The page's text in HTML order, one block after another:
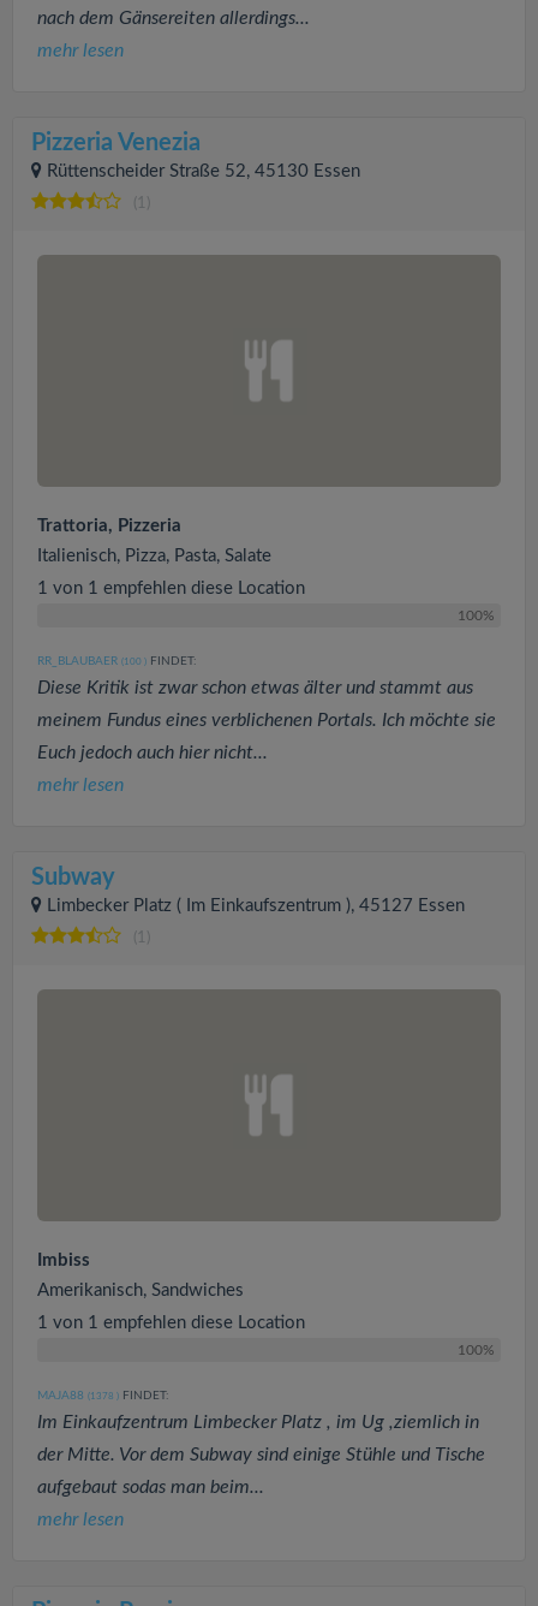
nach dem Gänsereiten allerdings...
mehr lesen
Pizzeria Venezia
Rüttenscheider Straße 52, 45130 Essen
(1)
Trattoria, Pizzeria
Italienisch, Pizza, Pasta, Salate
1 von 1 empfehlen diese Location
100%
RR_BLAUBAER (100 ) FINDET:
Diese Kritik ist zwar schon etwas älter und stammt aus
meinem Fundus eines verblichenen Portals. Ich möchte sie
Euch jedoch auch hier nicht...
mehr lesen
Subway
Limbecker Platz ( Im Einkaufszentrum ), 45127 Essen
(1)
Imbiss
Amerikanisch, Sandwiches
1 von 1 empfehlen diese Location
100%
MAJA88 (1378 ) FINDET:
Im Einkaufzentrum Limbecker Platz , im Ug ,ziemlich in
der Mitte. Vor dem Subway sind einige Stühle und Tische
aufgebaut sodas man beim...
mehr lesen